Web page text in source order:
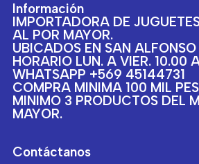
Información
IMPORTADORA DE
AL POR MAYOR.
UBICADOS EN SAN
HORARIO LUN. A VIER. 10.00
WHATSAPP +569 45144731
COMPRA MINIMA 100 MIL
MINIMO 3 PRODUCTOS DEL
MAYOR.
Contáctanos